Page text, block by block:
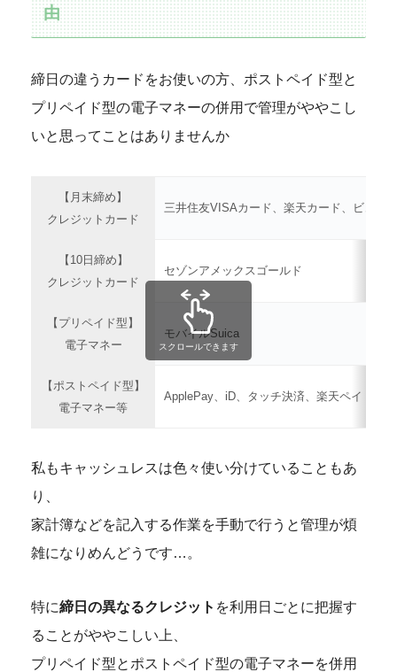
由
締日の違うカードをお使いの方、ポストペイド型と
プリペイド型の電子マネーの併用で管理がややこし
いと思ってことはありませんか
【月末締め】
クレジットカード
三井住友VISAカード、楽天カード、ビュー
【10日締め】
クレジットカード
セゾンアメックスゴールド
【プリペイド型】
電子マネー
モバイルSuica
【ポストペイド型】
電子マネー等
ApplePay、iD、タッチ決済、楽天ペイ
スクロールできます
私もキャッシュレスは色々使い分けていることもあ
り、
家計簿などを記入する作業を手動で行うと管理が煩
雑になりめんどうです…。
特に締日の異なるクレジット を利用日ごとに把握す
ることがややこしい上、
プリペイド型とポストペイド型の電子マネーを併用